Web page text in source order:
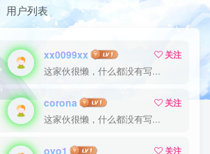
用户列表
xx0099xx
关注
这家伙很懒，什么都没有写...
corona
关注
这家伙很懒，什么都没有写...
ovo1
关注
xx0099xx
关注
这家伙很懒，什么都没有写...
corona
关注
这家伙很懒，什么都没有写...
ovo1
关注